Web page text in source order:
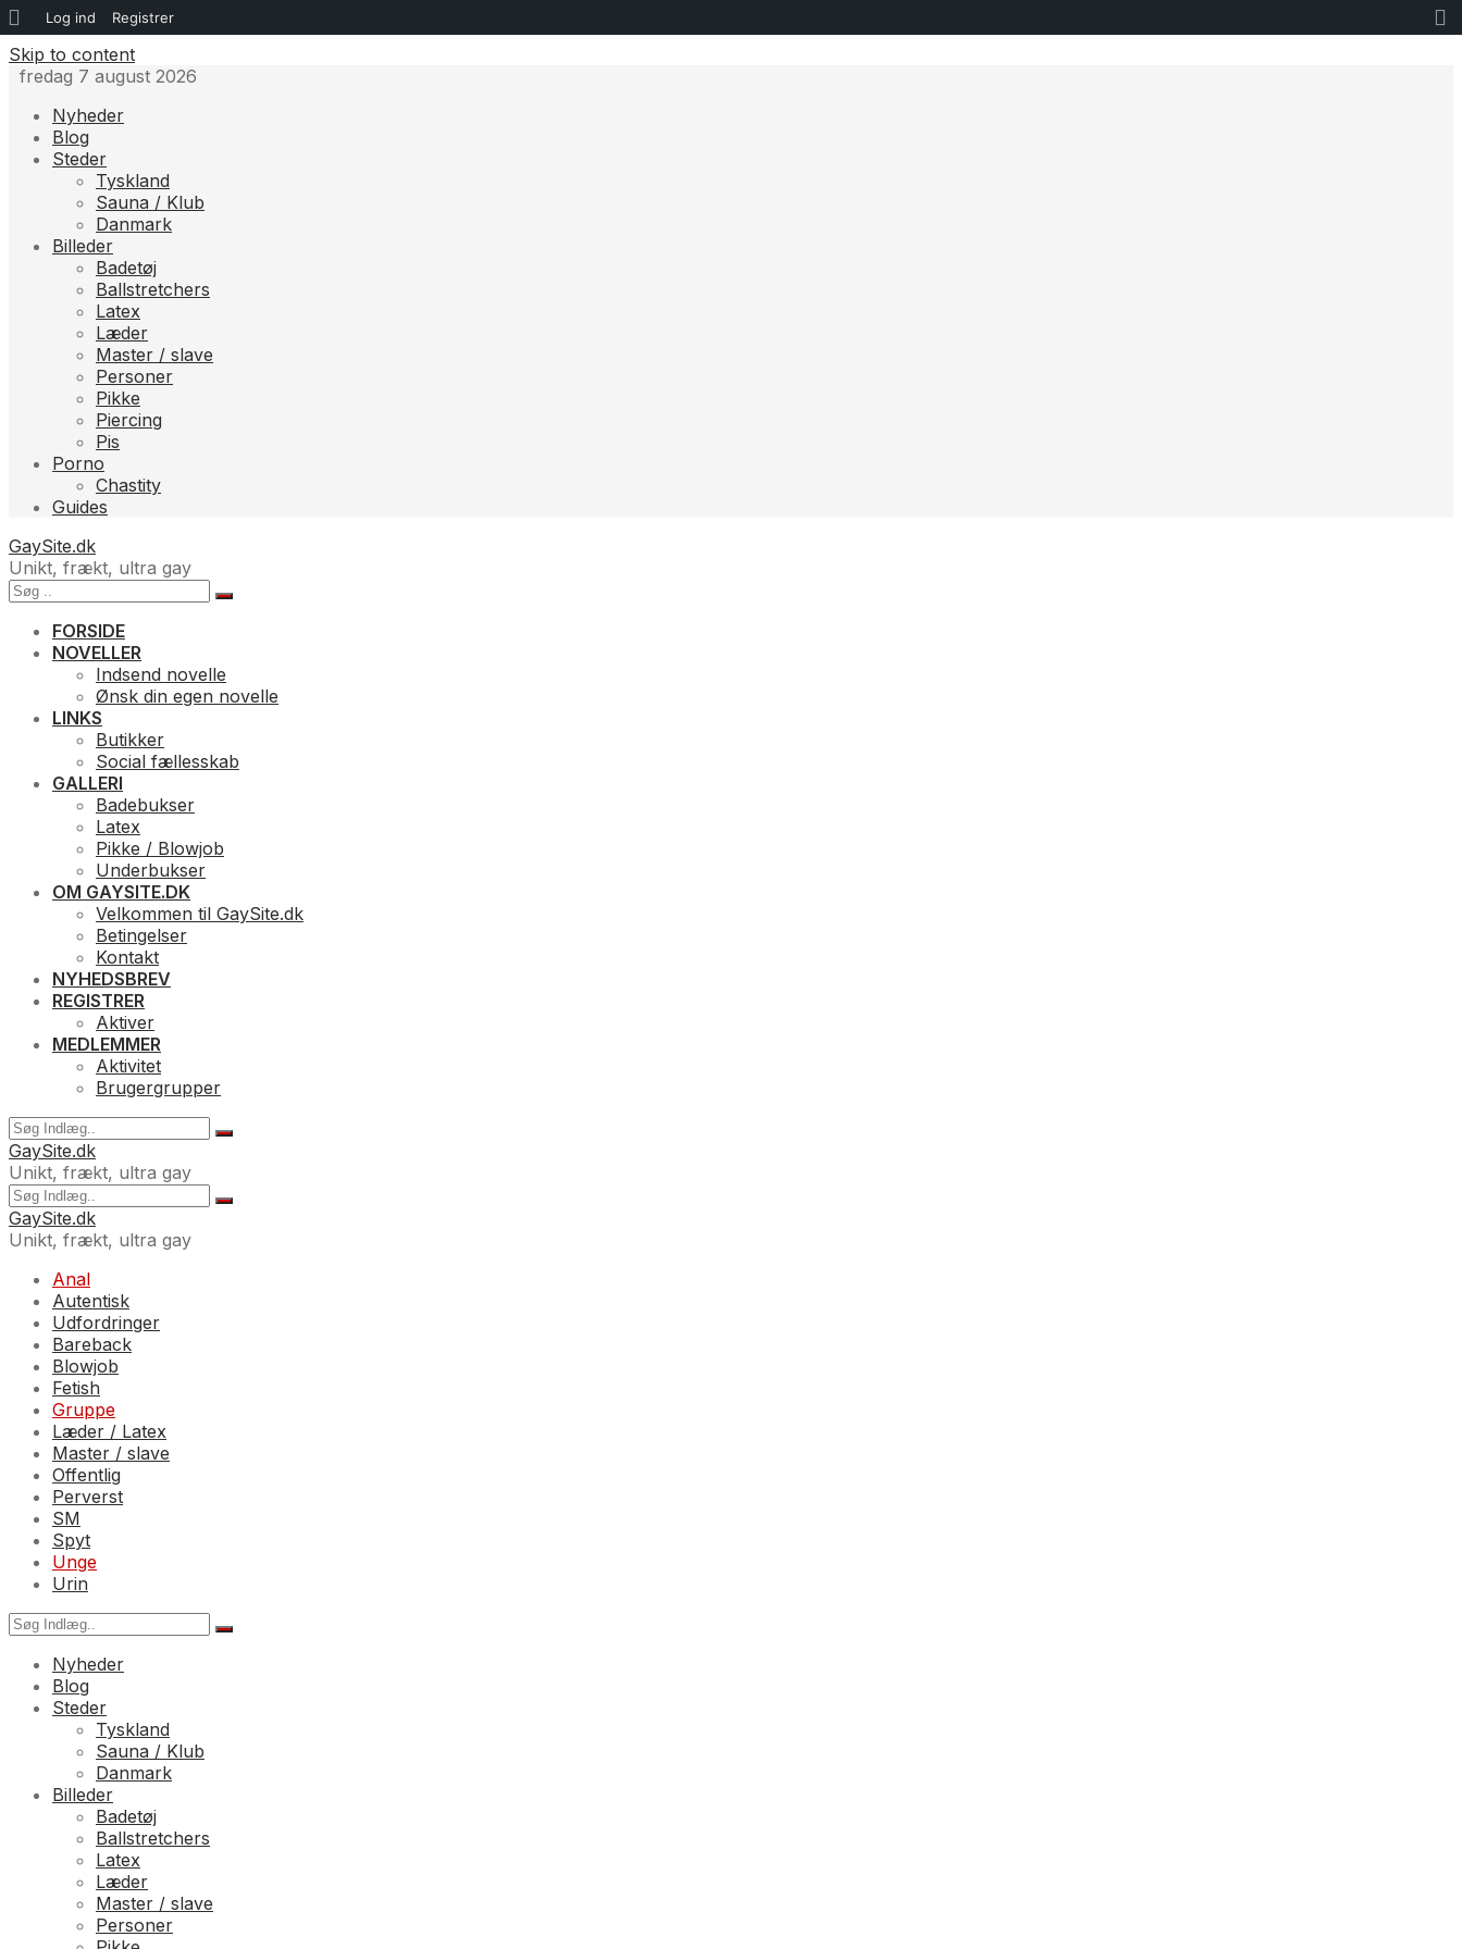
Om
WordPress
Log ind Registrer
Skip to content
fredag 7 august 2026
Nyheder
Blog
Steder
Tyskland
Sauna / Klub
Danmark
Billeder
Badetøj
Ballstretchers
Latex
Læder
Master / slave
Personer
Pikke
Piercing
Pis
Porno
Chastity
Guides
GaySite.dk
Unikt, frækt, ultra gay
FORSIDE
NOVELLER
Indsend novelle
Ønsk din egen novelle
LINKS
Butikker
Social fællesskab
GALLERI
Badebukser
Latex
Pikke / Blowjob
Underbukser
OM GAYSITE.DK
Velkommen til GaySite.dk
Betingelser
Kontakt
NYHEDSBREV
REGISTRER
Aktiver
MEDLEMMER
Aktivitet
Brugergrupper
GaySite.dk
Unikt, frækt, ultra gay
GaySite.dk
Unikt, frækt, ultra gay
Anal
Autentisk
Udfordringer
Bareback
Blowjob
Fetish
Gruppe
Læder / Latex
Master / slave
Offentlig
Perverst
SM
Spyt
Unge
Urin
Nyheder
Blog
Steder
Tyskland
Sauna / Klub
Danmark
Billeder
Badetøj
Ballstretchers
Latex
Læder
Master / slave
Personer